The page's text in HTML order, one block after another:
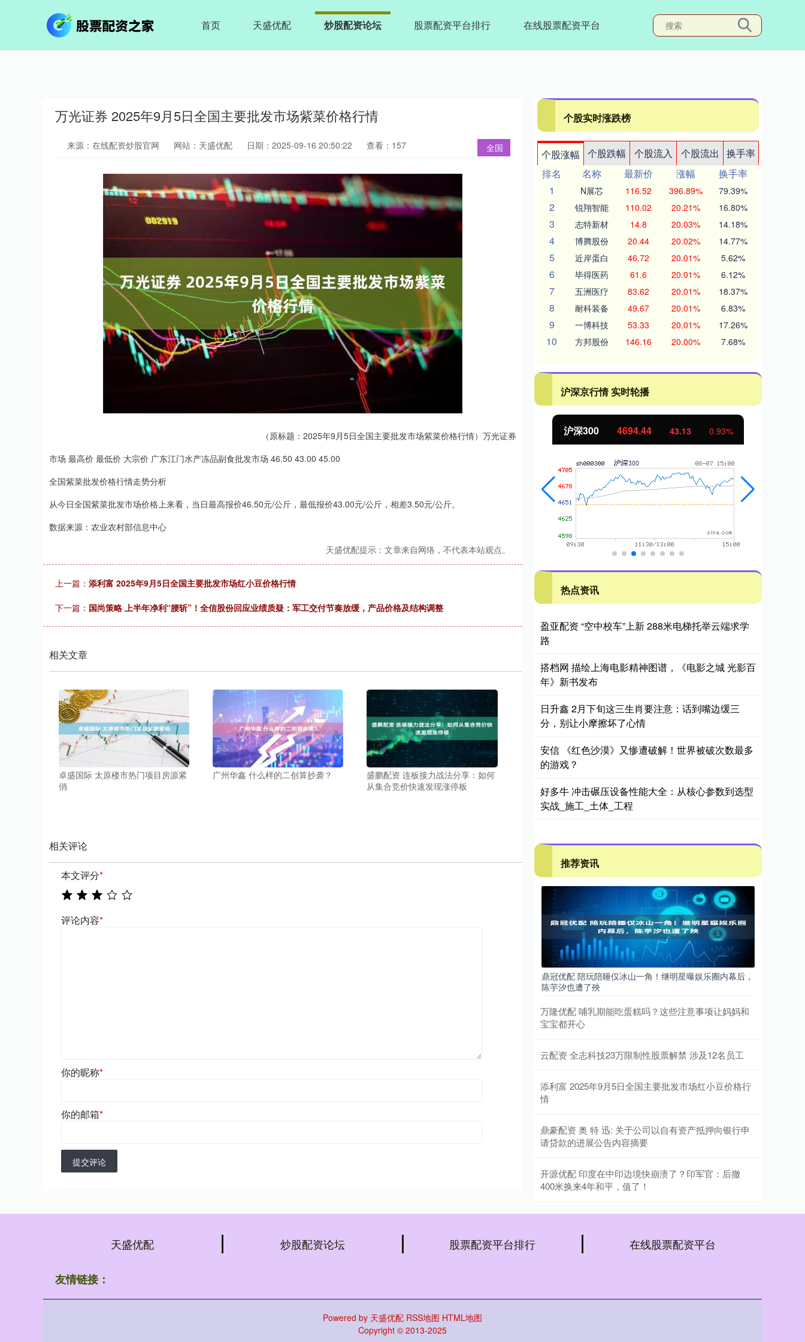
首页 天盛优配 炒股配资论坛 股票配资平台排行 在线股票配资平台
万光证券 2025年9月5日全国主要批发市场紫菜价格行情
全国
来源：在线配资炒股官网 网站：天盛优配 日期：2025-09-16 20:50:22 查看：157
（原标题：2025年9月5日全国主要批发市场紫菜价格行情）万光证券
市场 最高价 最低价 大宗价 广东江门水产冻品副食批发市场 46.50 43.00 45.00
全国紫菜批发价格行情走势分析
从今日全国紫菜批发市场价格上来看，当日最高报价46.50元/公斤，最低报价43.00元/公斤，相差3.50元/公斤。
数据来源：农业农村部信息中心
天盛优配提示：文章来自网络，不代表本站观点。
上一篇： 添利富 2025年9月5日全国主要批发市场红小豆价格行情
下一篇： 国尚策略 上半年净利“腰斩”！全信股份回应业绩质疑：军工交付节奏放缓，产品价格及结构调整
相关文章
卓盛国际 太原楼市热门项目房源紧
俏
广州华鑫 什么样的二创算抄袭？
盛鹏配资 连板接力战法分享：如何
从集合竞价快速发现涨停板
相关评论
本文评分*
评论内容*
你的昵称*
你的邮箱*
提交评论
个股实时涨跌榜
个股涨幅 个股跌幅 个股流入 个股流出
换手率
排名
名称 最新价 涨幅
换手率
1
N展芯 116.52 396.89% 79.39%
2 锐翔智能 110.02 20.21% 16.80%
3 志特新材 14.8 20.03% 14.18%
4 博腾股份 20.44 20.02% 14.77%
5 近岸蛋白 46.72 20.01% 5.62%
6 毕得医药 61.6 20.01% 6.12%
7 五洲医疗 83.62 20.01% 18.37%
8 耐科装备 49.67 20.01% 6.83%
9 一博科技 53.33 20.01% 17.26%
10 方邦股份 146.16 20.00% 7.68%
沪深京行情 实时轮播
1.02% 深证成指 14311.01 200.89 1.42% 沪深300 4694.44 43.13 0.93%
热点资讯
盈亚配资 “空中校车”上新 288米电梯托举云端求学
路
搭档网 描绘上海电影精神图谱，《电影之城 光影百
年》新书发布
日升鑫 2月下旬这三生肖要注意：话到嘴边缓三
分，别让小摩擦坏了心情
安信 《红色沙漠》又惨遭破解！世界被破次数最多
的游戏？
好多牛 冲击碾压设备性能大全：从核心参数到选型
实战_施工_土体_工程
推荐资讯
鼎冠优配 陪玩陪睡仅冰山一角！继明星曝娱乐圈内幕后，
陈芋汐也遭了殃
万隆优配 哺乳期能吃蛋糕吗？这些注意事项让妈妈和
宝宝都开心
云配资 全志科技23万限制性股票解禁 涉及12名员工
添利富 2025年9月5日全国主要批发市场红小豆价格行
情
鼎豪配资 奥 特 迅: 关于公司以自有资产抵押向银行申
请贷款的进展公告内容摘要
开源优配 印度在中印边境快崩溃了？印军官：后撤
400米换来4年和平，值了！
天盛优配 炒股配资论坛 股票配资平台排行 在线股票配资平台
友情链接：
Powered by 天盛优配 RSS地图 HTML地图
Copyright © 2013-2025